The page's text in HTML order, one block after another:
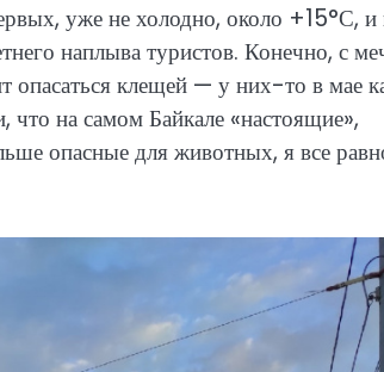
уже не холодно, около +15°С, и
наплыва туристов. Конечно, с
опасаться клещей — у них-то в мае
что на самом Байкале «настоящие»,
опасные для животных, я все